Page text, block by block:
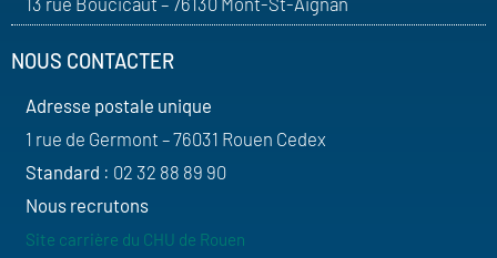
NOUS CONTACTER
Adresse postale unique
1 rue de Germont – 76031 Rouen Cedex
Standard : 02 32 88 89 90
Nous recrutons
Site carrière du CHU de Rouen